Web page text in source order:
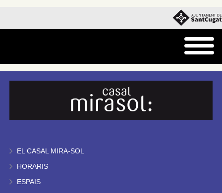
EL CASAL MIRA-SOL
HORARIS
ESPAIS